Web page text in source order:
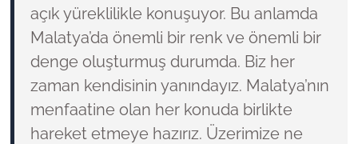
açık yüreklilikle konuşuyor. Bu anlamda
Malatya’da önemli bir renk ve önemli bir
denge oluşturmuş durumda. Biz her
zaman kendisinin yanındayız. Malatya’nın
menfaatine olan her konuda birlikte
hareket etmeye hazırız. Üzerimize ne